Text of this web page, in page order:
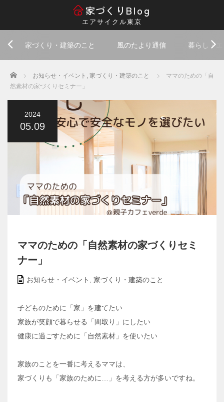
家づくり Blog
エアサイクル東京
家づくり・建築のこと 風のたより通信 暮らし・
Home お知らせ・イベント , 家づくり・建築のこと
ママのための「自
然素材の家づくりセミナー」
2024
05.09
ママのための「自然素材の家づくりセミ
ナー」
お知らせ・イベント 家づくり・建築のこと
子どものために「家」を建てたい
家族が笑顔で暮らせる「間取り」にしたい
健康に過ごすために「自然素材」を使いたい
家族のことを一番に考えるママは、
家づくりも「家族のために…」を考える方が多いですね。